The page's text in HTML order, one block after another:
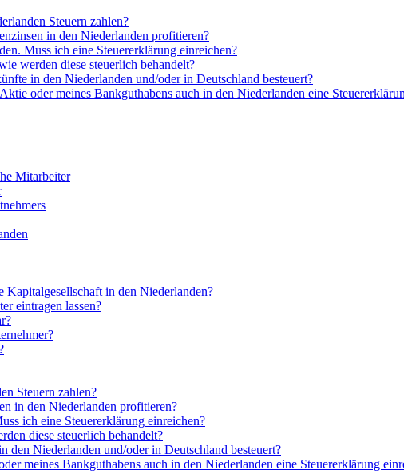
Steuern zahlen?
in den Niederlanden profitieren?
Muss ich eine Steuererklärung einreichen?
werden diese steuerlich behandelt?
in den Niederlanden und/oder in Deutschland besteuert?
oder meines Bankguthabens auch in den Niederlanden eine
Mitarbeiter
Kapitalgesellschaft in den Niederlanden?
eintragen lassen?
Steuern zahlen?
in den Niederlanden profitieren?
ich eine Steuererklärung einreichen?
diese steuerlich behandelt?
den Niederlanden und/oder in Deutschland besteuert?
meines Bankguthabens auch in den Niederlanden eine Steuererklärung